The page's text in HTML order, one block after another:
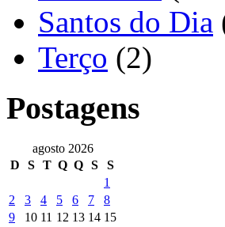
Santos do Dia
Terço (2)
Postagens
agosto 2026
D
S T Q Q S
S
1
2
3 4 5 6 7
8
9
10 11 12 13 14 15